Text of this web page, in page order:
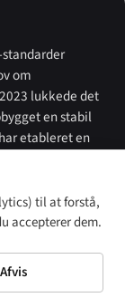
om
lukkede det
en stabil
etableret en
—
Det,
bruges
LSL-
til tolkning i
til at forstå,
accepterer dem.
Afvis